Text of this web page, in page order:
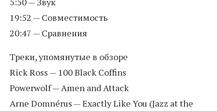
19:52 — Совместимость
20:47 — Сравнения
Треки, упомянутые в обзоре
Rick Ross — 100 Black Coffins
Powerwolf — Amen and Attack
Arne Domnérus — Exactly Like You (Jazz at the